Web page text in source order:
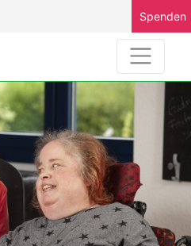
Spenden